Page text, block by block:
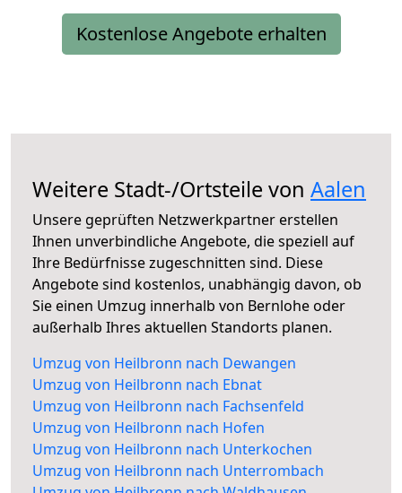
Kostenlose Angebote erhalten
Weitere Stadt-/Ortsteile von Aalen
Unsere geprüften Netzwerkpartner erstellen
Ihnen unverbindliche Angebote, die speziell auf
Ihre Bedürfnisse zugeschnitten sind. Diese
Angebote sind kostenlos, unabhängig davon, ob
Sie einen Umzug innerhalb von Bernlohe oder
außerhalb Ihres aktuellen Standorts planen.
Umzug von Heilbronn nach Dewangen
Umzug von Heilbronn nach Ebnat
Umzug von Heilbronn nach Fachsenfeld
Umzug von Heilbronn nach Hofen
Umzug von Heilbronn nach Unterkochen
Umzug von Heilbronn nach Unterrombach